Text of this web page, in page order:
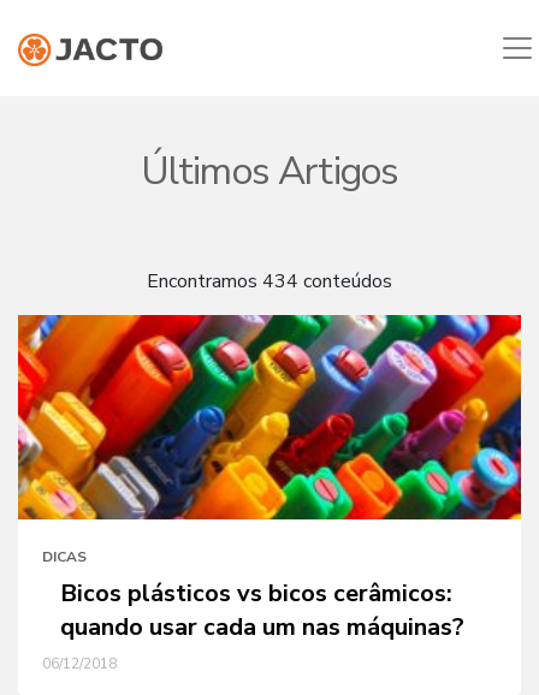
Últimos Artigos
Encontramos 434 conteúdos
DICAS
Bicos plásticos vs bicos cerâmicos:
quando usar cada um nas máquinas?
06/12/2018